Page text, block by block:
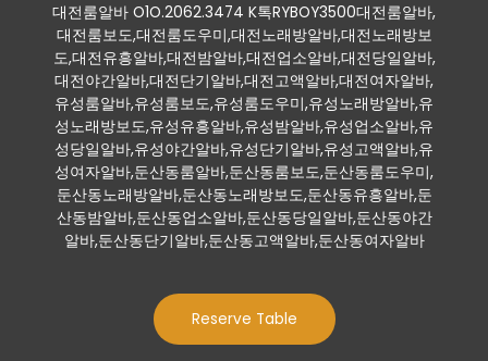
대전룸알바 O1O.2062.3474 K톡RYBOY3500대전룸알바,
대전룸보도,대전룸도우미,대전노래방알바,대전노래방보
도,대전유흥알바,대전밤알바,대전업소알바,대전당일알바,
대전야간알바,대전단기알바,대전고액알바,대전여자알바,
유성룸알바,유성룸보도,유성룸도우미,유성노래방알바,유
성노래방보도,유성유흥알바,유성밤알바,유성업소알바,유
성당일알바,유성야간알바,유성단기알바,유성고액알바,유
성여자알바,둔산동룸알바,둔산동룸보도,둔산동룸도우미,
둔산동노래방알바,둔산동노래방보도,둔산동유흥알바,둔
산동밤알바,둔산동업소알바,둔산동당일알바,둔산동야간
알바,둔산동단기알바,둔산동고액알바,둔산동여자알바
Reserve Table